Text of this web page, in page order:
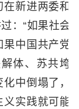
新进两委和
：“如果社会
中国共产党
体、苏共垮
中倒塌了，
实践就可能